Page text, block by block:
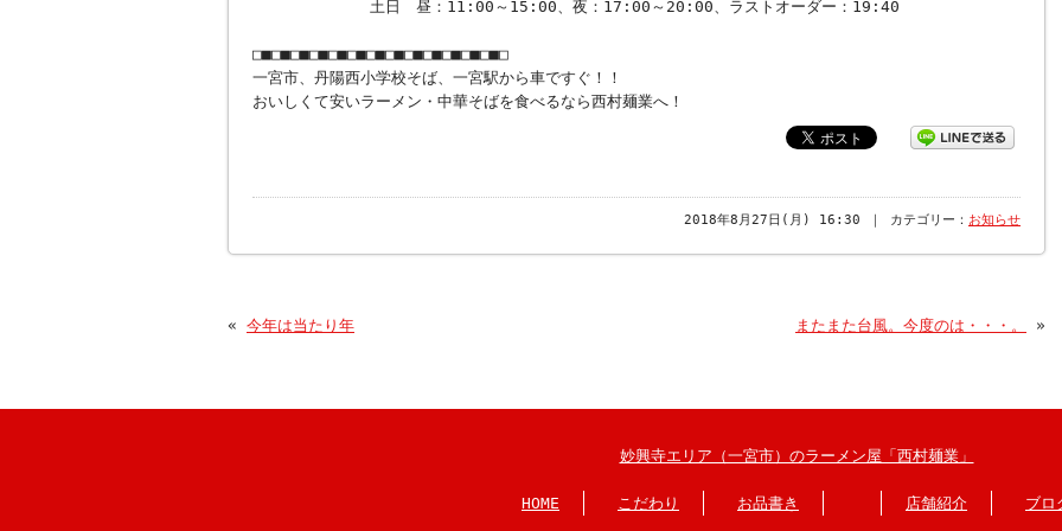
土日 昼：11:00～15:00、夜：17:00～20:00、ラストオーダー：19:40
□■□■□■□■□■□■□■□■□■□■□■□■□■□
一宮市、丹陽西小学校そば、一宮駅から車ですぐ！！
おいしくて安いラーメン・中華そばを食べるなら西村麺業へ！
2018年8月27日(月) 16:30 ｜ カテゴリー： お知らせ
« 今年は当たり年 またまた台風。今度のは・・・。 »
妙興寺エリア（一宮市）のラーメン屋「西村麺業」
HOME こだわり お品書き 店舗紹介 ブロ